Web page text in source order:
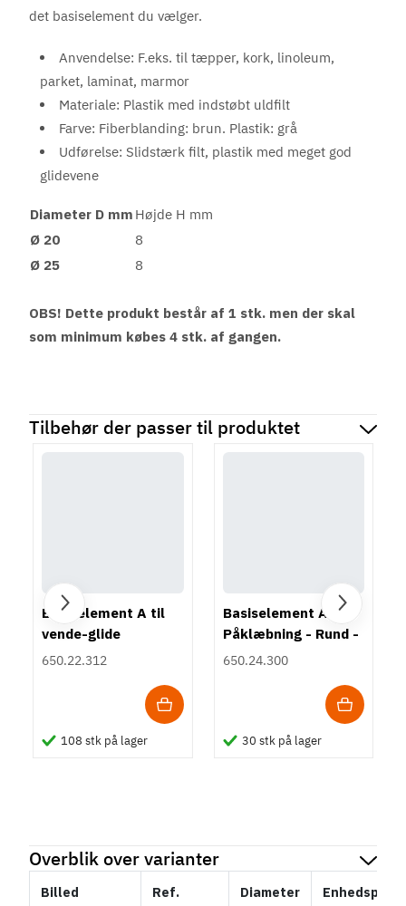
det basiselement du vælger.
Anvendelse: F.eks. til tæpper, kork, linoleum,
parket, laminat, marmor
Materiale: Plastik med indstøbt uldfilt
Farve: Fiberblanding: brun. Plastik: grå
Udførelse: Slidstærk filt, plastik med meget god
glidevene
Diameter D mm Højde H mm
Ø 20
8
Ø 25
8
OBS! Dette produkt består af 1 stk. men der skal
som minimum købes 4 stk. af gangen.
Tilbehør der passer til produktet
Basiselement A til
vende-glide
indsatser -
650.22.312
108 stk på lager
Basiselement A -
Påklæbning - Rund -
Sort
650.24.300
30 stk på lager
Overblik over varianter
Billed Ref. Diameter Enhedspris